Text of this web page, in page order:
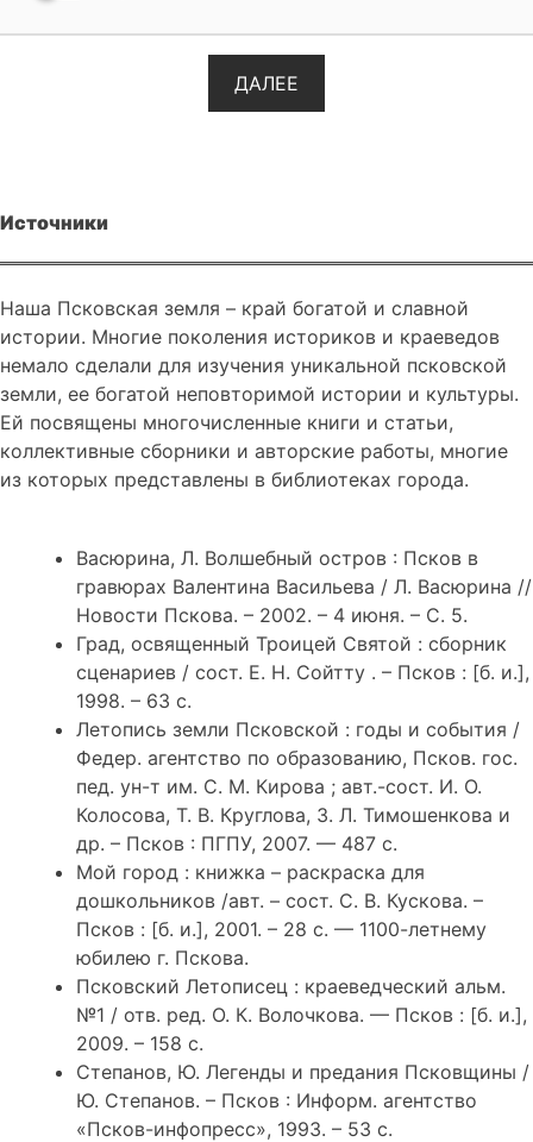
ДАЛЕЕ
Источники
Наша Псковская земля – край богатой и славной
истории. Многие поколения историков и краеведов
немало сделали для изучения уникальной псковской
земли, ее богатой неповторимой истории и культуры.
Ей посвящены многочисленные книги и статьи,
коллективные сборники и авторские работы, многие
из которых представлены в библиотеках города.
Васюрина, Л. Волшебный остров : Псков в
гравюрах Валентина Васильева / Л. Васюрина //
Новости Пскова. – 2002. – 4 июня. – С. 5.
Град, освященный Троицей Святой : сборник
сценариев / сост. Е. Н. Сойтту . – Псков : [б. и.],
1998. – 63 с.
Летопись земли Псковской : годы и события /
Федер. агентство по образованию, Псков. гос.
пед. ун-т им. С. М. Кирова ; авт.-сост. И. О.
Колосова, Т. В. Круглова, З. Л. Тимошенкова и
др. – Псков : ПГПУ, 2007. — 487 с.
Мой город : книжка – раскраска для
дошкольников /авт. – сост. С. В. Кускова. –
Псков : [б. и.], 2001. – 28 с. — 1100-летнему
юбилею г. Пскова.
Псковский Летописец : краеведческий альм.
№1 / отв. ред. О. К. Волочкова. — Псков : [б. и.],
2009. – 158 с.
Степанов, Ю. Легенды и предания Псковщины /
Ю. Степанов. – Псков : Информ. агентство
«Псков-инфопресс», 1993. – 53 с.